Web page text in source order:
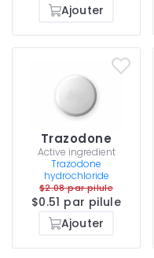
Ajouter
Trazodone
Active ingredient
Trazodone
hydrochloride
$2.08 par pilule
$0.51 par pilule
Ajouter